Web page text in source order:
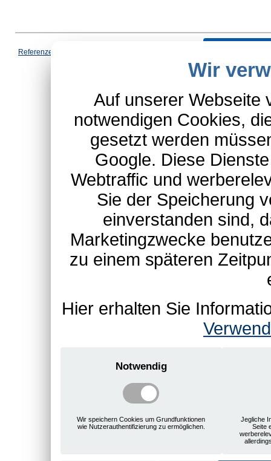
Referenzen
*Schulte-Hauptkatalog,
Wir
Auf unserer Webseite
notwendigen Cookies,
gesetzt werden
Google. Diese
Webtraffic und
Sie der Speicherung
einverstanden sind,
Marketingzwecke
zu einem späteren
Hier erhalten Sie
Notwendig
Wir speichern Cookies um Grundfunktionen
wie Nutzerauthentifizierung zu ermöglichen.
Jegliche
Seite